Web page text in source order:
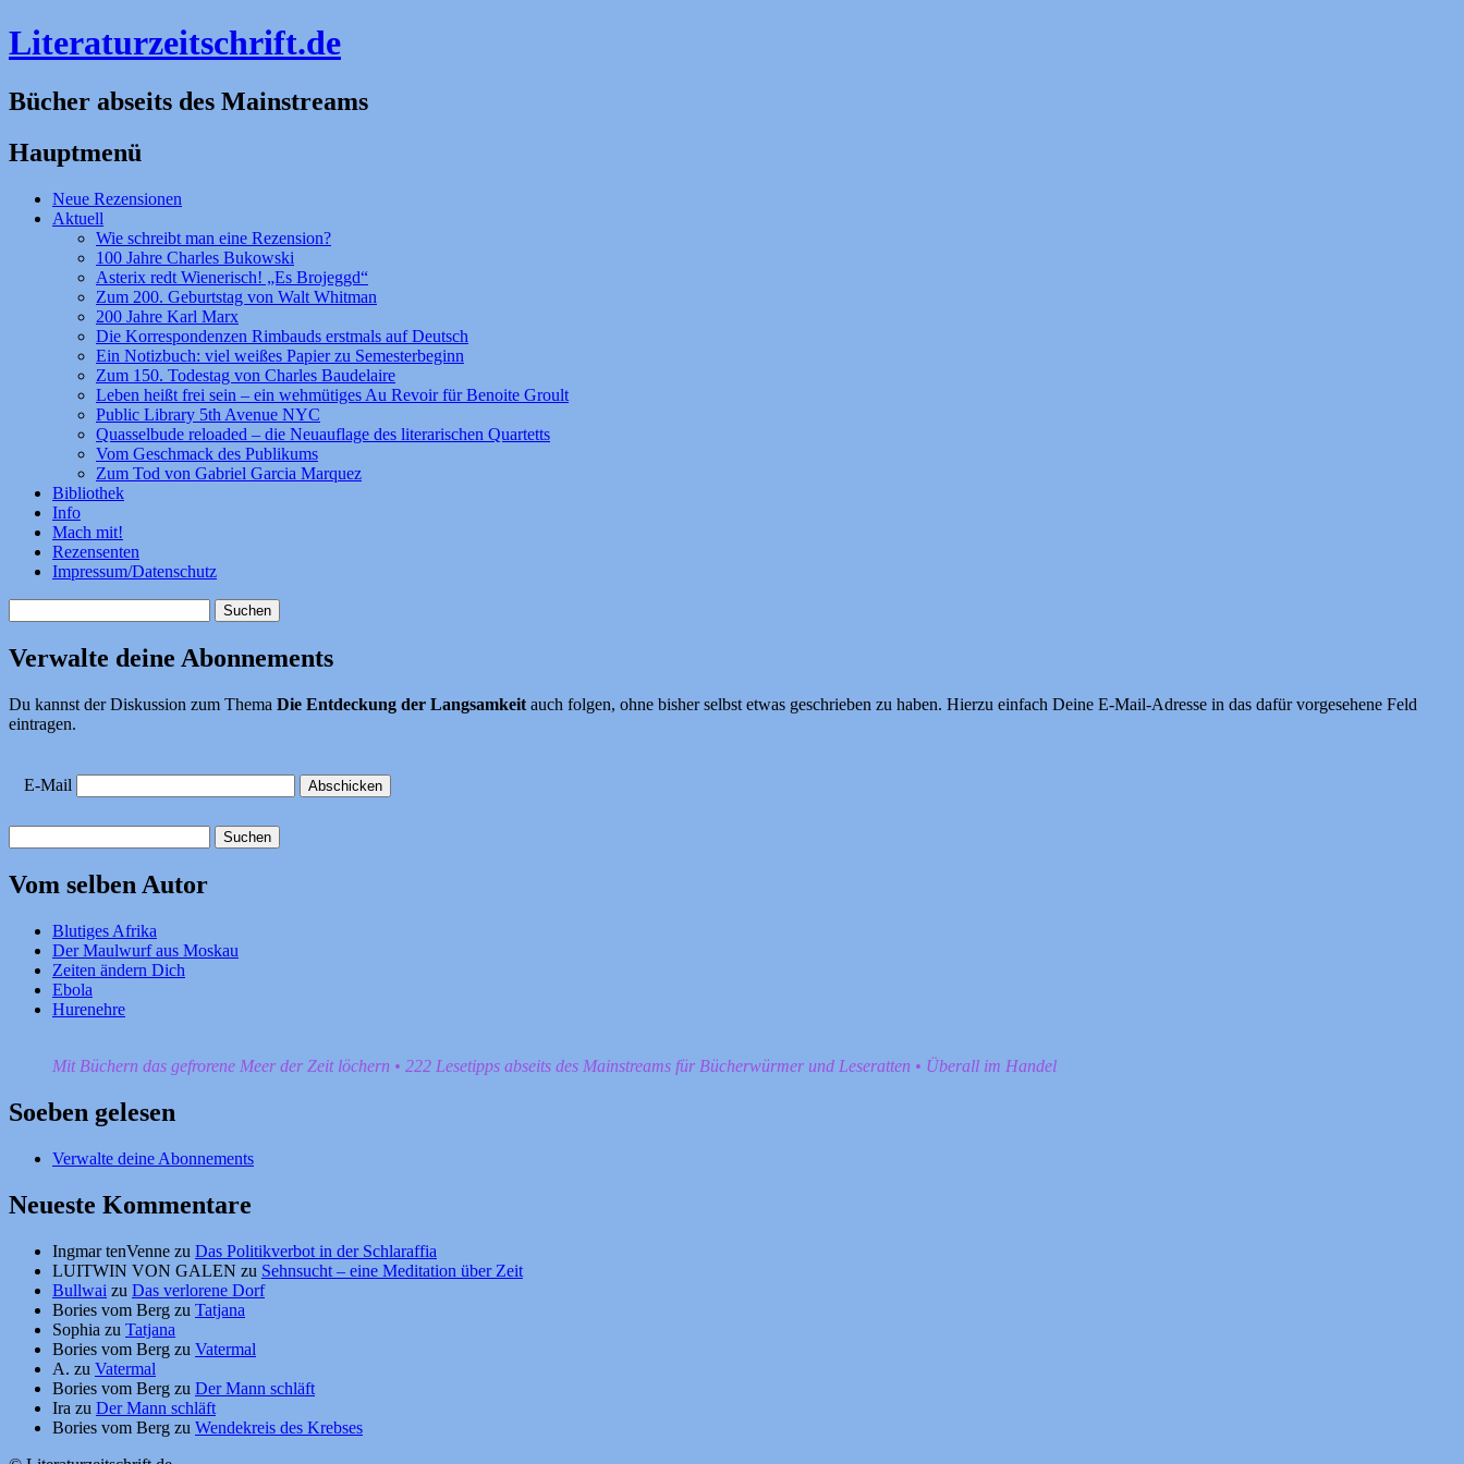
Literaturzeitschrift.de
Bücher abseits des Mainstreams
Hauptmenü
Zum
Inhalt
Neue Rezensionen
Aktuell
Wie schreibt man eine Rezension?
100 Jahre Charles Bukowski
Asterix redt Wienerisch! „Es Brojeggd“
Zum 200. Geburtstag von Walt Whitman
200 Jahre Karl Marx
Die Korrespondenzen Rimbauds erstmals auf Deutsch
Ein Notizbuch: viel weißes Papier zu Semesterbeginn
Zum 150. Todestag von Charles Baudelaire
Leben heißt frei sein – ein wehmütiges Au Revoir für Benoite Groult
Public Library 5th Avenue NYC
Quasselbude reloaded – die Neuauflage des literarischen Quartetts
Vom Geschmack des Publikums
Zum Tod von Gabriel Garcia Marquez
Bibliothek
Info
Mach mit!
Rezensenten
Impressum/Datenschutz
nach:
Verwalte deine Abonnements
Du kannst der Diskussion zum Thema Die Entdeckung der Langsamkeit auch folgen, ohne bisher selbst etwas geschrieben zu haben. Hierzu einfach Deine E-Mail-Adresse in das dafür vorgesehene Feld
eintragen.
E-Mail
nach:
Vom selben Autor
Blutiges Afrika
Der Maulwurf aus Moskau
Zeiten ändern Dich
Ebola
Hurenehre
Mit Büchern das gefrorene Meer der Zeit löchern • 222 Lesetipps abseits des Mainstreams für Bücherwürmer und Leseratten • Überall im Handel
Soeben gelesen
Verwalte deine Abonnements
Neueste Kommentare
Ingmar tenVenne zu Das Politikverbot in der Schlaraffia
LUITWIN VON GALEN zu Sehnsucht – eine Meditation über Zeit
Bullwai zu Das verlorene Dorf
Bories vom Berg zu Tatjana
Sophia zu Tatjana
Bories vom Berg zu Vatermal
A. zu Vatermal
Bories vom Berg zu Der Mann schläft
Ira zu Der Mann schläft
Bories vom Berg zu Wendekreis des Krebses